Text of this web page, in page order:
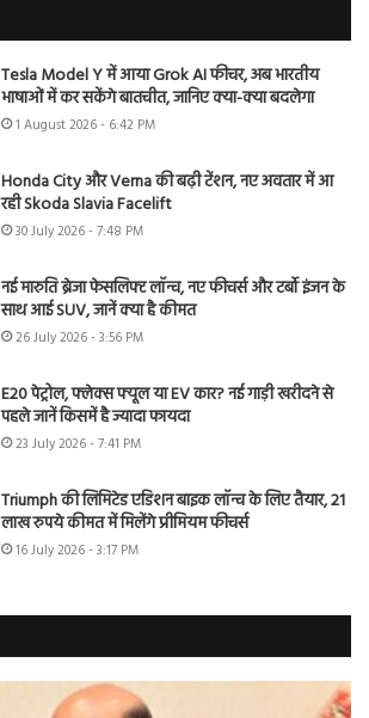
Tesla Model Y में आया Grok AI फीचर, अब भारतीय
भाषाओं में कर सकेंगे बातचीत, जानिए क्या-क्या बदलेगा
1 August 2026 - 6:42 PM
Honda City और Verna की बढ़ी टेंशन, नए अवतार में आ
रही Skoda Slavia Facelift
30 July 2026 - 7:48 PM
नई मारुति ब्रेजा फेसलिफ्ट लॉन्च, नए फीचर्स और टर्बो इंजन के
साथ आई SUV, जानें क्या है कीमत
26 July 2026 - 3:56 PM
E20 पेट्रोल, फ्लेक्स फ्यूल या EV कार? नई गाड़ी खरीदने से
पहले जानें किसमें है ज्यादा फायदा
23 July 2026 - 7:41 PM
Triumph की लिमिटेड एडिशन बाइक लॉन्च के लिए तैयार, 21
लाख रुपये कीमत में मिलेंगे प्रीमियम फीचर्स
16 July 2026 - 3:17 PM